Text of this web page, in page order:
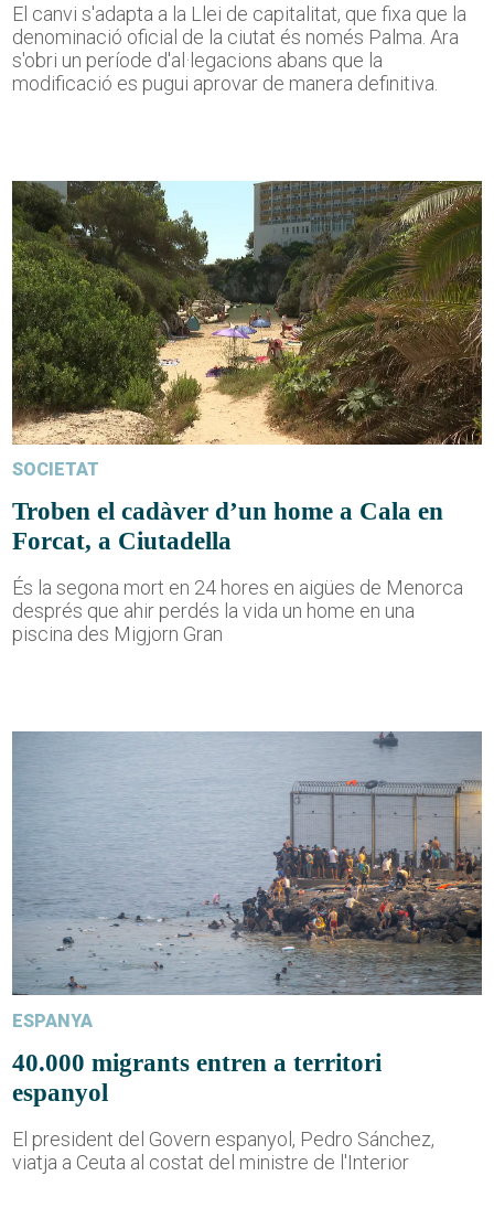
El canvi s'adapta a la Llei de capitalitat, que fixa que la
denominació oficial de la ciutat és només Palma. Ara
s'obri un període d'al·legacions abans que la
modificació es pugui aprovar de manera definitiva.
SOCIETAT
Troben el cadàver d’un home a Cala en
Forcat, a Ciutadella
És la segona mort en 24 hores en aigües de Menorca
després que ahir perdés la vida un home en una
piscina des Migjorn Gran
ESPANYA
40.000 migrants entren a territori
espanyol
El president del Govern espanyol, Pedro Sánchez,
viatja a Ceuta al costat del ministre de l'Interior